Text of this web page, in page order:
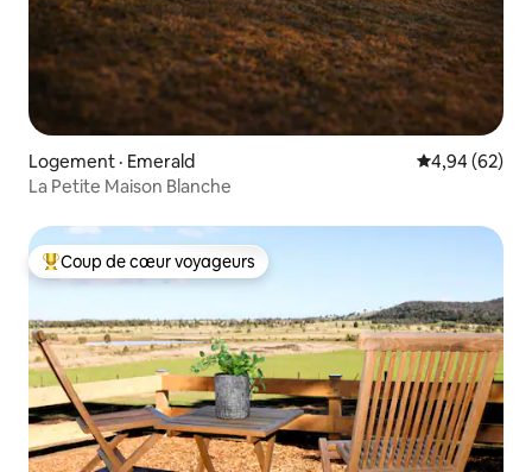
Logement · Emerald Note
4,94 (62)
La Petite Maison Blanche
Coup de cœur voyageurs parmi les plus aimés
Coup de cœur voyageurs